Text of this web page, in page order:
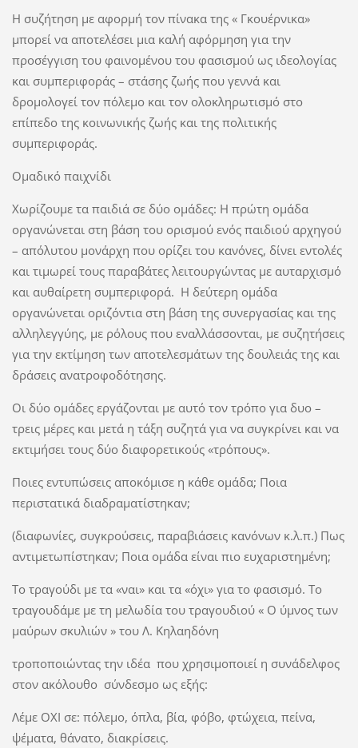
Η συζήτηση με αφορμή τον πίνακα της « Γκουέρνικα»
μπορεί να αποτελέσει μια καλή αφόρμηση για την
προσέγγιση του φαινομένου του φασισμού ως ιδεολογίας
και συμπεριφοράς – στάσης ζωής που γεννά και
δρομολογεί τον πόλεμο και τον ολοκληρωτισμό στο
επίπεδο της κοινωνικής ζωής και της πολιτικής
συμπεριφοράς.
Ομαδικό παιχνίδι
Χωρίζουμε τα παιδιά σε δύο ομάδες: Η πρώτη ομάδα
οργανώνεται στη βάση του ορισμού ενός παιδιού αρχηγού
– απόλυτου μονάρχη που ορίζει του κανόνες, δίνει εντολές
και τιμωρεί τους παραβάτες λειτουργώντας με αυταρχισμό
και αυθαίρετη συμπεριφορά. Η δεύτερη ομάδα
οργανώνεται οριζόντια στη βάση της συνεργασίας και της
αλληλεγγύης, με ρόλους που εναλλάσσονται, με συζητήσεις
για την εκτίμηση των αποτελεσμάτων της δουλειάς της και
δράσεις ανατροφοδότησης.
Οι δύο ομάδες εργάζονται με αυτό τον τρόπο για δυο –
τρεις μέρες και μετά η τάξη συζητά για να συγκρίνει και να
εκτιμήσει τους δύο διαφορετικούς «τρόπους».
Ποιες εντυπώσεις αποκόμισε η κάθε ομάδα; Ποια
περιστατικά διαδραματίστηκαν;
(διαφωνίες, συγκρούσεις, παραβιάσεις κανόνων κ.λ.π.) Πως
αντιμετωπίστηκαν; Ποια ομάδα είναι πιο ευχαριστημένη;
Το τραγούδι με τα «ναι» και τα «όχι» για το φασισμό. Το
τραγουδάμε με τη μελωδία του τραγουδιού « Ο ύμνος των
μαύρων σκυλιών » του Λ. Κηλαηδόνη
τροποποιώντας την ιδέα που χρησιμοποιεί η συνάδελφος
στον ακόλουθο σύνδεσμο ως εξής:
Λέμε ΟΧΙ σε: πόλεμο, όπλα, βία, φόβο, φτώχεια, πείνα,
ψέματα, θάνατο, διακρίσεις.